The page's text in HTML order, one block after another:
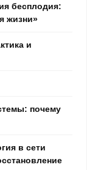
бесплодия:
жизни»
и
почему
в сети